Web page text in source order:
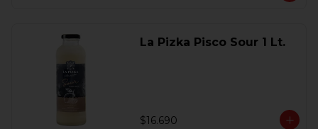
La Pizka Pisco Sour 1 Lt.
$16.690